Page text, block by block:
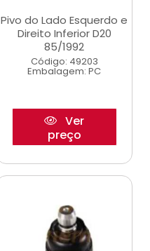
Pivo do Lado Esquerdo e
Direito Inferior D20
85/1992
Código: 49203
Embalagem: PC
Ver
preço